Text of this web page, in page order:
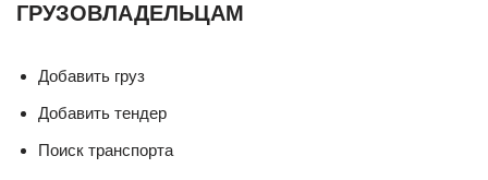
ГРУЗОВЛАДЕЛЬЦАМ
Добавить груз
Добавить тендер
Поиск транспорта